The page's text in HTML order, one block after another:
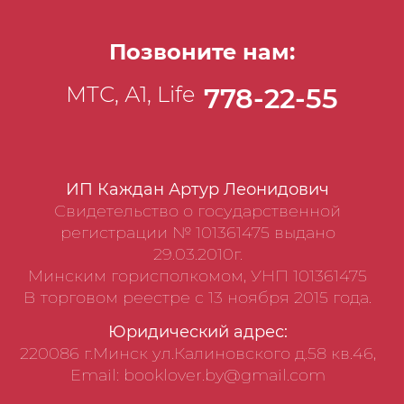
ИП Каждан Артур Леонидович
Свидетельство о государственной
регистрации № 101361475 выдано
29.03.2010г.
Минским горисполкомом, УНП 101361475
В торговом реестре с 13 ноября 2015 года.
Юридический адрес:
220086 г.Минск ул.Калиновского д.58 кв.46,
Email: booklover.by@gmail.com
Позвоните нам:
МТС, А1, Life 778-22-55